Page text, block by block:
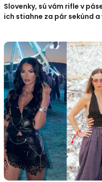
Slovenky, sú vám rifle v
ich stiahne za pár sekúnd